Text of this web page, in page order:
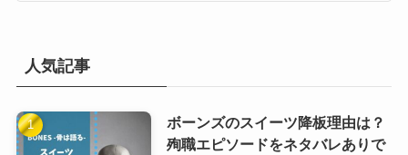
人気記事
ボーンズのスイーツ降板理由は？
殉職エピソードをネタバレありで